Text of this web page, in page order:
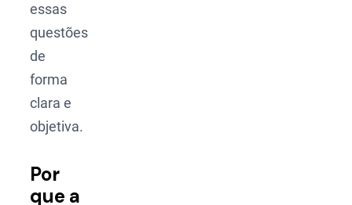
essas
questões
de
forma
clara e
objetiva.
Por
que a